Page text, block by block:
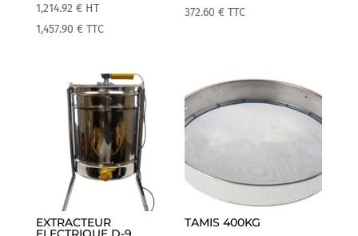
1,214.92 € HT
1,457.90 € TTC
372.60€ TTC
EXTRACTEUR TAMIS 400KG